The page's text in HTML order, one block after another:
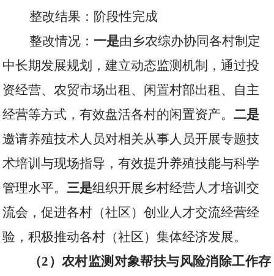
整改结果：阶段性完成
整改情况： 一是由乡农综办协同各村制定
中长期发展规划，建立动态监测机制，通过投
资经营、农贸市场出租、闲置村部出租、自主
经营等方式，有效盘活各村的闲置资产。二是
邀请养殖技术人员对相关从事人员开展专题技
术培训与现场指导，有效提升养殖技能与科学
管理水平。三是组织开展乡村经营人才培训交
流会，促进各村（社区）创业人才交流经营经
验，积极推动各村（社区）集体经济发展。
（2 ）农村监测对象帮扶与风险消除工作存